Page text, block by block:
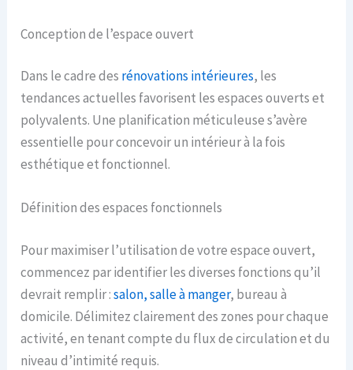
Conception de l’espace ouvert
Dans le cadre des rénovations intérieures, les
tendances actuelles favorisent les espaces ouverts et
polyvalents. Une planification méticuleuse s’avère
essentielle pour concevoir un intérieur à la fois
esthétique et fonctionnel.
Définition des espaces fonctionnels
Pour maximiser l’utilisation de votre espace ouvert,
commencez par identifier les diverses fonctions qu’il
devrait remplir :salon, salle à manger, bureau à
domicile. Délimitez clairement des zones pour chaque
activité, en tenant compte du flux de circulation et du
niveau d’intimité requis.